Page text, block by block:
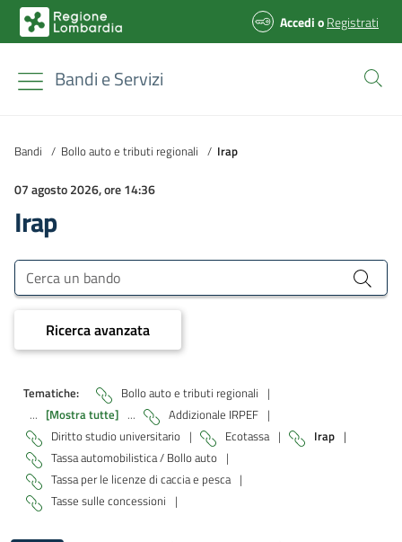
AccedioRegistrati
Bandi e Servizi
Bandi / Bollo auto e tributi regionali / Irap
07 agosto 2026, ore 14:36
Irap
Bandi e Servizi
Cerca un bando
Ricerca avanzata
Tematiche: Bollo auto e tributi regionali |
... [Mostra tutte] ... Addizionale IRPEF |
Diritto studio universitario | Ecotassa | Irap |
Tassa automobilistica / Bollo auto |
Tassa per le licenze di caccia e pesca |
Tasse sulle concessioni |